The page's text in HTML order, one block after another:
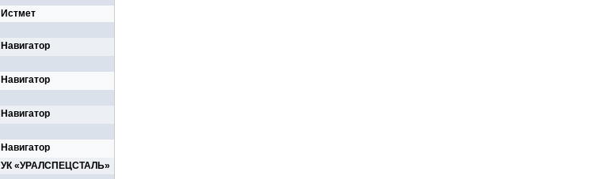
Истмет
Навигатор
Навигатор
Навигатор
Навигатор
УК «УРАЛСПЕЦСТАЛЬ»